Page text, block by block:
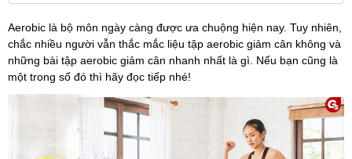
Aerobic là bộ môn ngày càng được ưa chuộng hiện nay. Tuy nhiên,
chắc nhiều người vẫn thắc mắc liệu tập aerobic giảm cân không và
những bài tập aerobic giảm cân nhanh nhất là gì. Nếu bạn cũng là
một trong số đó thì hãy đọc tiếp nhé!